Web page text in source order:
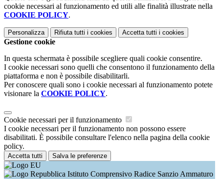
cookie necessari al funzionamento ed utili alle finalità illustrate nella
COOKIE POLICY.
Personalizza Rifiuta tutti i cookies Accetta tutti i cookies
Gestione cookie
In questa schermata è possibile scegliere quali cookie consentire.
I cookie necessari sono quelli che consentono il funzionamento della
piattaforma e non è possibile disabilitarli.
Per conoscere quali sono i cookie necessari al funzionamento potete
visionare la COOKIE POLICY.
Cookie necessari per il funzionamento
I cookie necessari per il funzionamento non possono essere
disabilitati. È possibile consultare l'elenco nella pagina della cookie
policy.
Accetta tutti Salva le preferenze
Istituto Comprensivo Radice Sanzio Ammaturo